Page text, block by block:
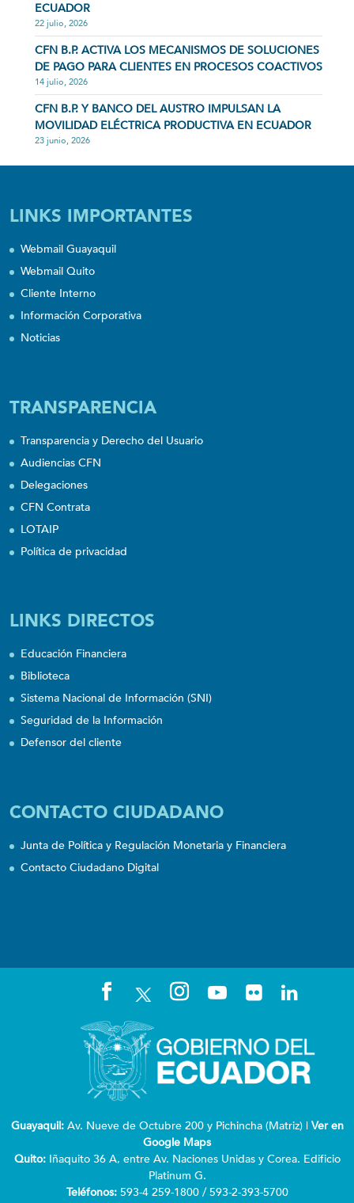
ECUADOR
22 julio, 2026
CFN B.P. ACTIVA LOS MECANISMOS DE SOLUCIONES
DE PAGO PARA CLIENTES EN PROCESOS COACTIVOS
14 julio, 2026
CFN B.P. Y BANCO DEL AUSTRO IMPULSAN LA
MOVILIDAD ELÉCTRICA PRODUCTIVA EN ECUADOR
23 junio, 2026
LINKS IMPORTANTES
Webmail Guayaquil
Webmail Quito
Cliente Interno
Información Corporativa
Noticias
TRANSPARENCIA
Transparencia y Derecho del Usuario
Audiencias CFN
Delegaciones
CFN Contrata
LOTAIP
Política de privacidad
LINKS DIRECTOS
Educación Financiera
Biblioteca
Sistema Nacional de Información (SNI)
Seguridad de la Información
Defensor del cliente
CONTACTO CIUDADANO
Junta de Política y Regulación Monetaria y Financiera
Contacto Ciudadano Digital
Guayaquil:Av. Nueve de Octubre 200 y Pichincha (Matriz) | Ver en
Google Maps
Quito: Iñaquito 36 A, entre Av. Naciones Unidas y Corea. Edificio
Platinum G.
Teléfonos:593-4 259-1800 / 593-2-393-5700